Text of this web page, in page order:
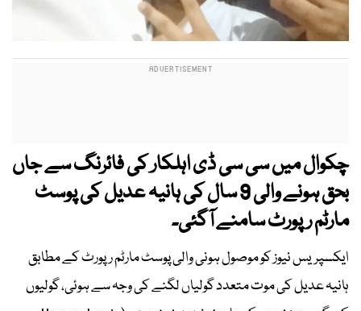
چکوال میں سی سی ڈی اہلکار کی فائرنگ سے جاں
بحق ہونے والی 9 سال کی ہانیہ عدیل کی پوسٹ
مارٹم رپورٹ سامنے آگئی۔
ایکسپریس نیوز کو موصول ہونی والی پوسٹ مارٹم رپورٹ کے مطابق
ہانیہ عدیل کی موت متعدد گولیاں لگنے کی وجہ سے ہوئی، گولیوں